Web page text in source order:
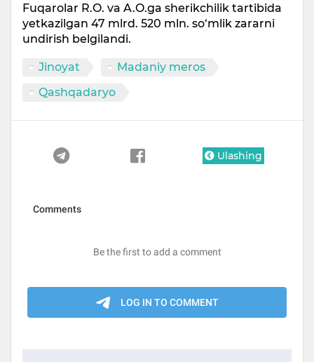
Fuqarolar R.O. va A.O.ga sherikchilik tartibida
yetkazilgan 47 mlrd. 520 mln. so‘mlik zararni
undirish belgilandi.
Jinoyat
Madaniy meros
Qashqadaryo
Ulashing